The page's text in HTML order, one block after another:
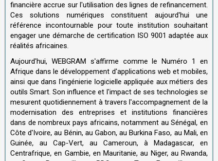
financière accrue sur l'utilisation des lignes de refinancement.
Ces solutions numériques constituent aujourd'hui une
référence incontournable pour toute institution souhaitant
engager une démarche de certification ISO 9001 adaptée aux
réalités africaines.
Aujourd'hui, WEBGRAM s'affirme comme le Numéro 1 en
Afrique dans le développement d'applications web et mobiles,
ainsi que dans l'ingénierie logicielle appliquée aux métiers des
outils Smart. Son influence et l'impact de ses technologies se
mesurent quotidiennement à travers l'accompagnement de la
modernisation des entreprises et institutions financières
dans de nombreux pays africains, notamment au Sénégal, en
Côte d'Ivoire, au Bénin, au Gabon, au Burkina Faso, au Mali, en
Guinée, au Cap-Vert, au Cameroun, à Madagascar, en
Centrafrique, en Gambie, en Mauritanie, au Niger, au Rwanda,